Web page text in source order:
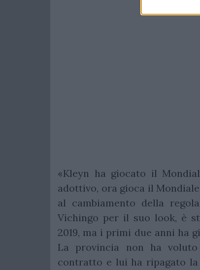
«Kleyn ha giocato il
adottivo, ora gioca il
al cambiamento della
Vichingo per il suo look, è
2019, ma i primi due anni ha
La provincia non ha
contratto e lui ha ripagato